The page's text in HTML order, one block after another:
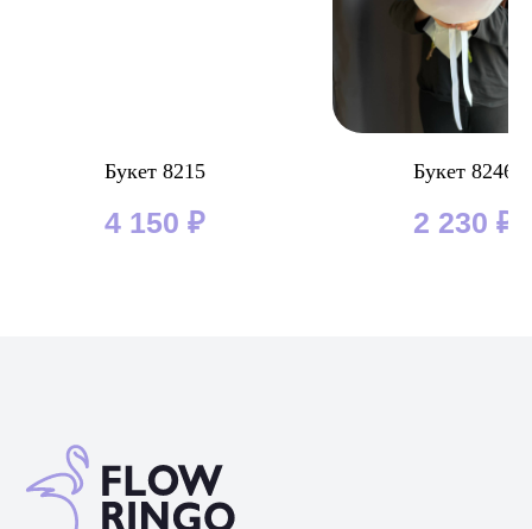
Букет 8215
4 150 ₽
Букет 8246
2 230 ₽